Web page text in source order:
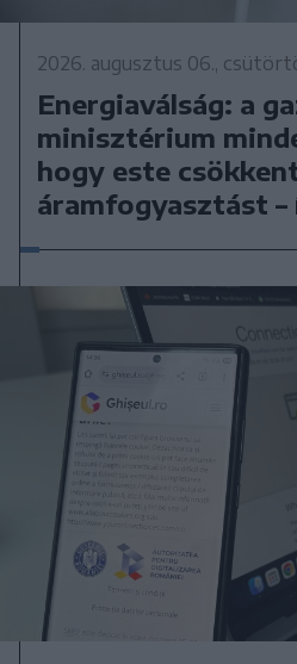
2026. augusztus 06.,
Energiaválság: a
minisztérium
hogy este
áramfogyasztást –